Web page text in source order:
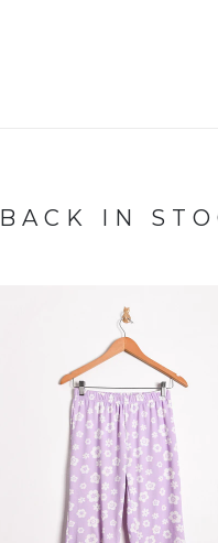
BACK IN